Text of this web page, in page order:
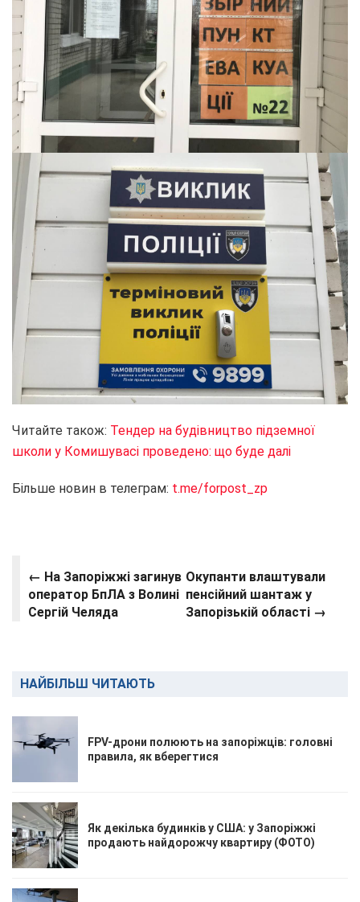
Читайте також: Тендер на будівництво підземної
школи у Комишувасі проведено: що буде далі
Більше новин в телеграм: t.me/forpost_zp
← На Запоріжжі загинув
оператор БпЛА з Волині
Сергій Челяда
Окупанти влаштували
пенсійний шантаж у
Запорізькій області →
НАЙБІЛЬШ ЧИТАЮТЬ
FPV-дрони полюють на запоріжців: головні
правила, як вберегтися
Як декілька будинків у США: у Запоріжжі
продають найдорожчу квартиру (ФОТО)